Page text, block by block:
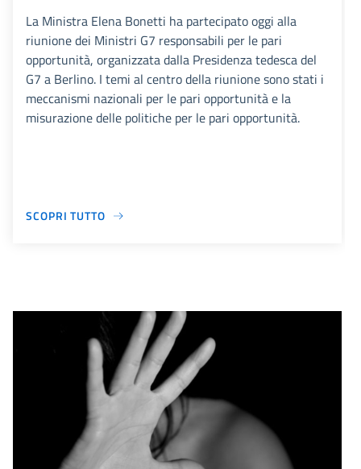
La Ministra Elena Bonetti ha partecipato oggi alla
riunione dei Ministri G7 responsabili per le pari
opportunità, organizzata dalla Presidenza tedesca del
G7 a Berlino. I temi al centro della riunione sono stati i
meccanismi nazionali per le pari opportunità e la
misurazione delle politiche per le pari opportunità.
SCOPRI TUTTO